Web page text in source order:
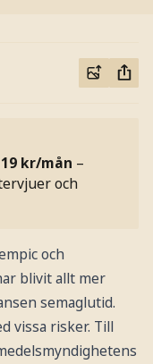
kr/mån –
och
och
blivit allt mer
semaglutid.
vissa risker. Till